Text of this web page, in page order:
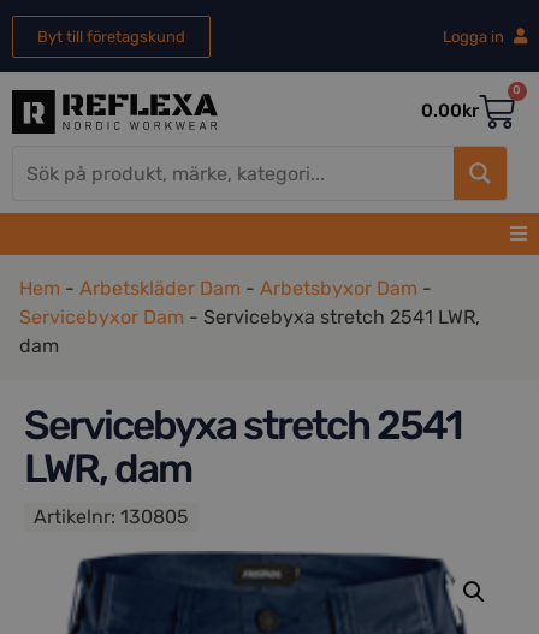
Byt till företagskund Logga in
0.00kr
0
Hem - Arbetskläder Dam - Arbetsbyxor Dam -
Servicebyxor Dam - Servicebyxa stretch 2541 LWR,
dam
Servicebyxa stretch 2541
LWR, dam
Artikelnr: 130805